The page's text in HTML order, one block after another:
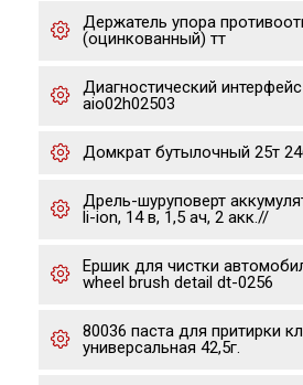
Держатель упора
(оцинкованный) тт
Диагностический
aio02h02503
Домкрат бутылочный 25т
Дрель-шуруповерт
li-ion, 14 в, 1,5 ач, 2 акк.//
Ершик для чистки
wheel brush detail dt-0256
80036 паста для притирки
универсальная 42,5г.